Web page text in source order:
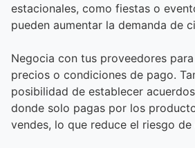
estacionales, como fiestas o
pueden aumentar la demanda de
Negocia con tus proveedores
precios o condiciones de pago.
posibilidad de establecer
donde solo pagas por los
vendes, lo que reduce el riesgo